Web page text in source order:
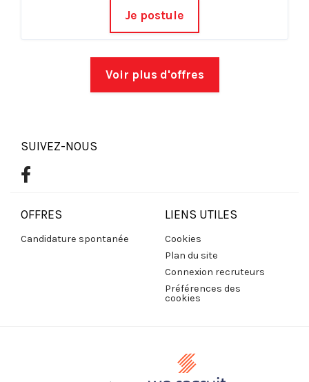
Je postule
Voir plus d'offres
SUIVEZ-NOUS
OFFRES
Candidature spontanée
LIENS UTILES
Cookies
Plan du site
Connexion recruteurs
Préférences des
cookies